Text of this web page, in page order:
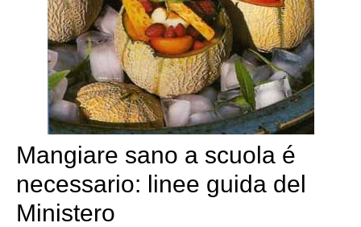
Mangiare sano a scuola é
necessario: linee guida del
Ministero